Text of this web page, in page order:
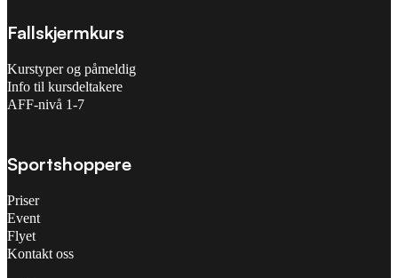
Fallskjermkurs
Kurstyper og påmeldig
Info til kursdeltakere
AFF-nivå 1-7
Sportshoppere
Priser
Event
Flyet
Kontakt oss